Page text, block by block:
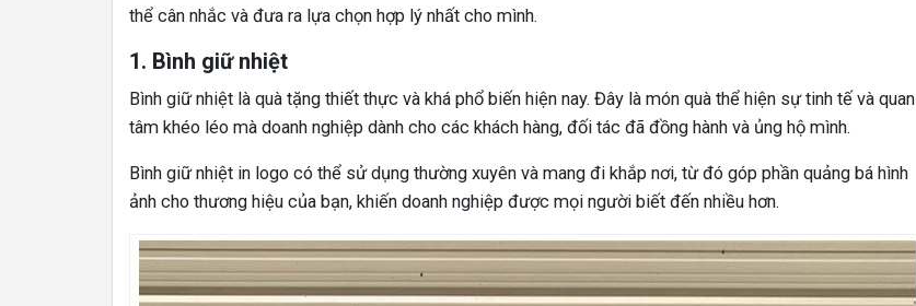
thể cân nhắc và đưa ra lựa chọn hợp lý nhất cho mình.
1. Bình giữ nhiệt
Bình giữ nhiệt là quà tặng thiết thực và khá phổ biến hiện nay. Đây là món quà thể hiện sự tinh tế và quan
tâm khéo léo mà doanh nghiệp dành cho các khách hàng, đối tác đã đồng hành và ủng hộ mình.
Bình giữ nhiệt in logo có thể sử dụng thường xuyên và mang đi khắp nơi, từ đó góp phần quảng bá hình
ảnh cho thương hiệu của bạn, khiến doanh nghiệp được mọi người biết đến nhiều hơn.